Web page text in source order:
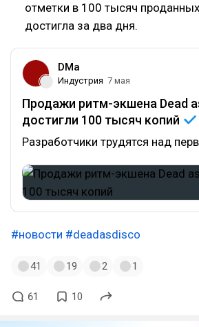
отметки в 100 тысяч
достигла за два дня.
DMa
Индустрия 7 мая
Продажи ритм-экшена Dead
достигли 100 тысяч копий
Разработчики трудятся над
#новости #deadasdisco
41 19 2 1
61 10